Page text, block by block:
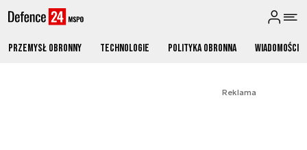
Przemysł obronny Technologie Polityka obronna Wiadomości
Reklama